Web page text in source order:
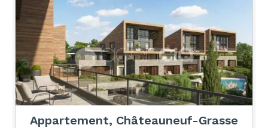
Appartement, Châteauneuf-Grasse